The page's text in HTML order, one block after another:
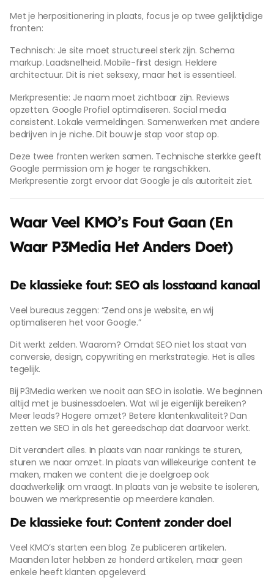
Met je herpositionering in plaats, focus je op twee gelijktijdige
fronten:
Technisch: Je site moet structureel sterk zijn. Schema
markup. Laadsnelheid. Mobile-first design. Heldere
architectuur. Dit is niet seksexy, maar het is essentieel.
Merkpresentie: Je naam moet zichtbaar zijn. Reviews
opzetten. Google Profiel optimaliseren. Social media
consistent. Lokale vermeldingen. Samenwerken met andere
bedrijven in je niche. Dit bouw je stap voor stap op.
Deze twee fronten werken samen. Technische sterkke geeft
Google permission om je hoger te rangschikken.
Merkpresentie zorgt ervoor dat Google je als autoriteit ziet.
Waar Veel KMO’s Fout Gaan (En
Waar P3Media Het Anders Doet)
De klassieke fout: SEO als losstaand kanaal
Veel bureaus zeggen: “Zend ons je website, en wij
optimaliseren het voor Google.”
Dit werkt zelden. Waarom? Omdat SEO niet los staat van
conversie, design, copywriting en merkstrategie. Het is alles
tegelijk.
Bij P3Media werken we nooit aan SEO in isolatie. We beginnen
altijd met je businessdoelen. Wat wil je eigenlijk bereiken?
Meer leads? Hogere omzet? Betere klantenkwaliteit? Dan
zetten we SEO in als het gereedschap dat daarvoor werkt.
Dit verandert alles. In plaats van naar rankings te sturen,
sturen we naar omzet. In plaats van willekeurige content te
maken, maken we content die je doelgroep ook
daadwerkelijk om vraagt. In plaats van je website te isoleren,
bouwen we merkpresentie op meerdere kanalen.
De klassieke fout: Content zonder doel
Veel KMO’s starten een blog. Ze publiceren artikelen.
Maanden later hebben ze honderd artikelen, maar geen
enkele heeft klanten opgeleverd.